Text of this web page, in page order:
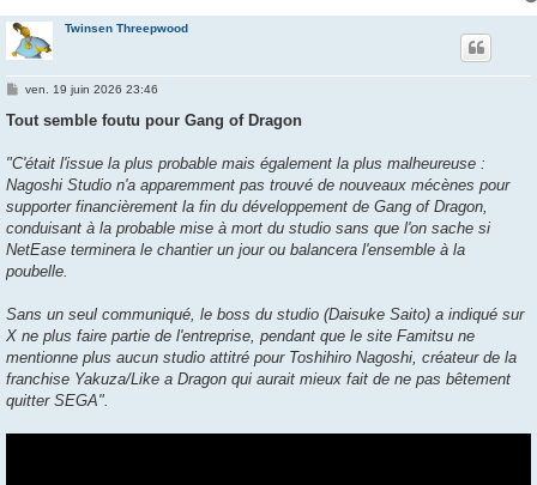
Twinsen Threepwood
M
s
g
ven. 19 juin 2026 23:46
Tout semble foutu pour Gang of Dragon
"C'était l'issue la plus probable mais également la plus malheureuse :
Nagoshi Studio n'a apparemment pas trouvé de nouveaux mécènes pour
supporter financièrement la fin du développement de Gang of Dragon,
conduisant à la probable mise à mort du studio sans que l'on sache si
NetEase terminera le chantier un jour ou balancera l'ensemble à la
poubelle.
Sans un seul communiqué, le boss du studio (Daisuke Saito) a indiqué sur
X ne plus faire partie de l'entreprise, pendant que le site Famitsu ne
mentionne plus aucun studio attitré pour Toshihiro Nagoshi, créateur de la
franchise Yakuza/Like a Dragon qui aurait mieux fait de ne pas bêtement
quitter SEGA".